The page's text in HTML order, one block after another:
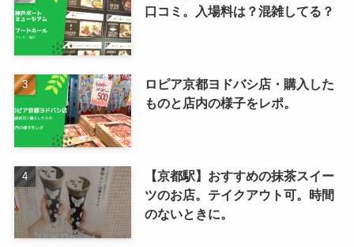
口コミ。入場料は？混雑してる？
ロピア京都ヨドバシ店・購入した
ものと店内の様子をレポ。
【京都駅】おすすめの抹茶スイー
ツのお店。テイクアウト可。時間
のないときに。